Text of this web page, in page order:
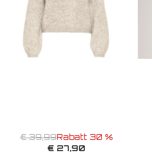
€ 39,99Rabatt 30 %
€ 27,90